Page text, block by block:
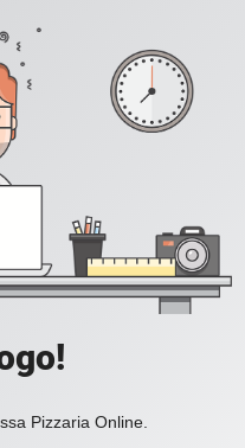
Pizzaria Online.